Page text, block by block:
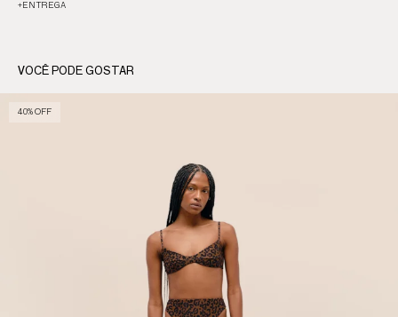
+ENTREGA
VOCÊ PODE GOSTAR
40% OFF